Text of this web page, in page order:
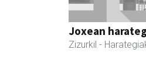
Joxean
Zizurkil -